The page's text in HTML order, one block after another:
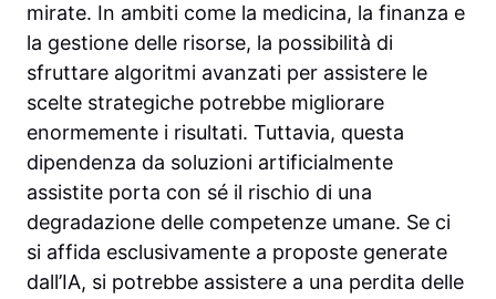
mirate. In ambiti come la medicina, la finanza e
la gestione delle risorse, la possibilità di
sfruttare algoritmi avanzati per assistere le
scelte strategiche potrebbe migliorare
enormemente i risultati. Tuttavia, questa
dipendenza da soluzioni artificialmente
assistite porta con sé il rischio di una
degradazione delle competenze umane. Se ci
si affida esclusivamente a proposte generate
dall’IA, si potrebbe assistere a una perdita delle